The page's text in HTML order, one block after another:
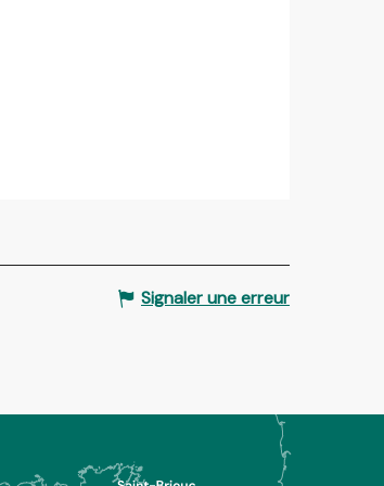
Signaler une erreur